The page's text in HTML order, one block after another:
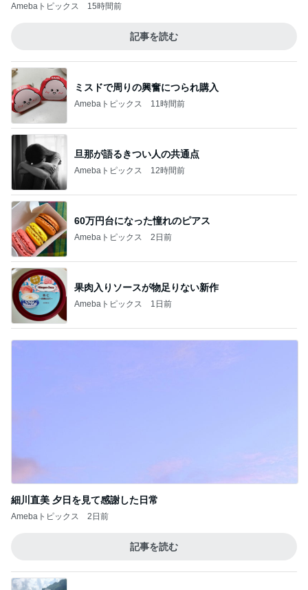
Amebaトピックス 15時間前
記事を読む
ミスドで周りの興奮につられ購入
Amebaトピックス 11時間前
旦那が語るきつい人の共通点
Amebaトピックス 12時間前
60万円台になった憧れのピアス
Amebaトピックス 2日前
果肉入りソースが物足りない新作
Amebaトピックス 1日前
細川直美 夕日を見て感謝した日常
Amebaトピックス 2日前
記事を読む